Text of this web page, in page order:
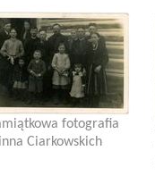
fotografia
Ciarkowskich